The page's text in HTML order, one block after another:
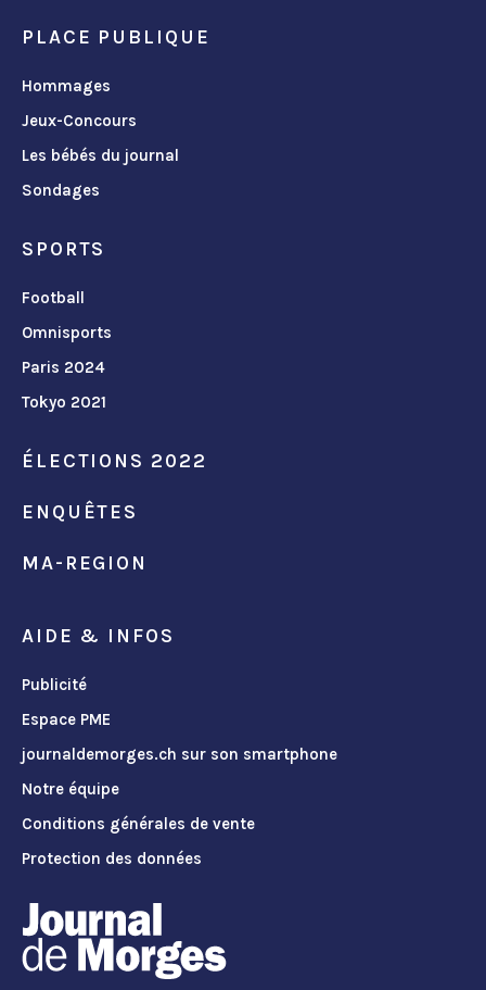
PLACE PUBLIQUE
Hommages
Jeux-Concours
Les bébés du journal
Sondages
SPORTS
Football
Omnisports
Paris 2024
Tokyo 2021
ÉLECTIONS 2022
ENQUÊTES
MA-REGION
AIDE & INFOS
Publicité
Espace PME
journaldemorges.ch sur son smartphone
Notre équipe
Conditions générales de vente
Protection des données